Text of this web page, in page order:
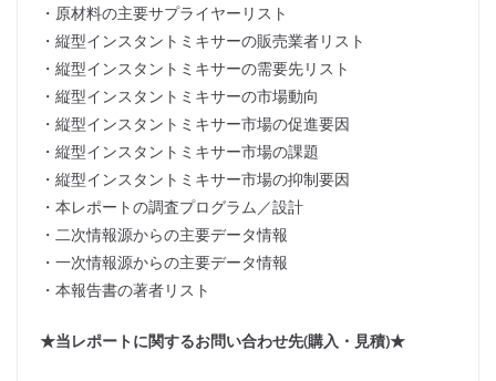
・原材料の主要サプライヤーリスト
・縦型インスタントミキサーの販売業者リスト
・縦型インスタントミキサーの需要先リスト
・縦型インスタントミキサーの市場動向
・縦型インスタントミキサー市場の促進要因
・縦型インスタントミキサー市場の課題
・縦型インスタントミキサー市場の抑制要因
・本レポートの調査プログラム／設計
・二次情報源からの主要データ情報
・一次情報源からの主要データ情報
・本報告書の著者リスト
★当レポートに関するお問い合わせ先(購入・見積)★